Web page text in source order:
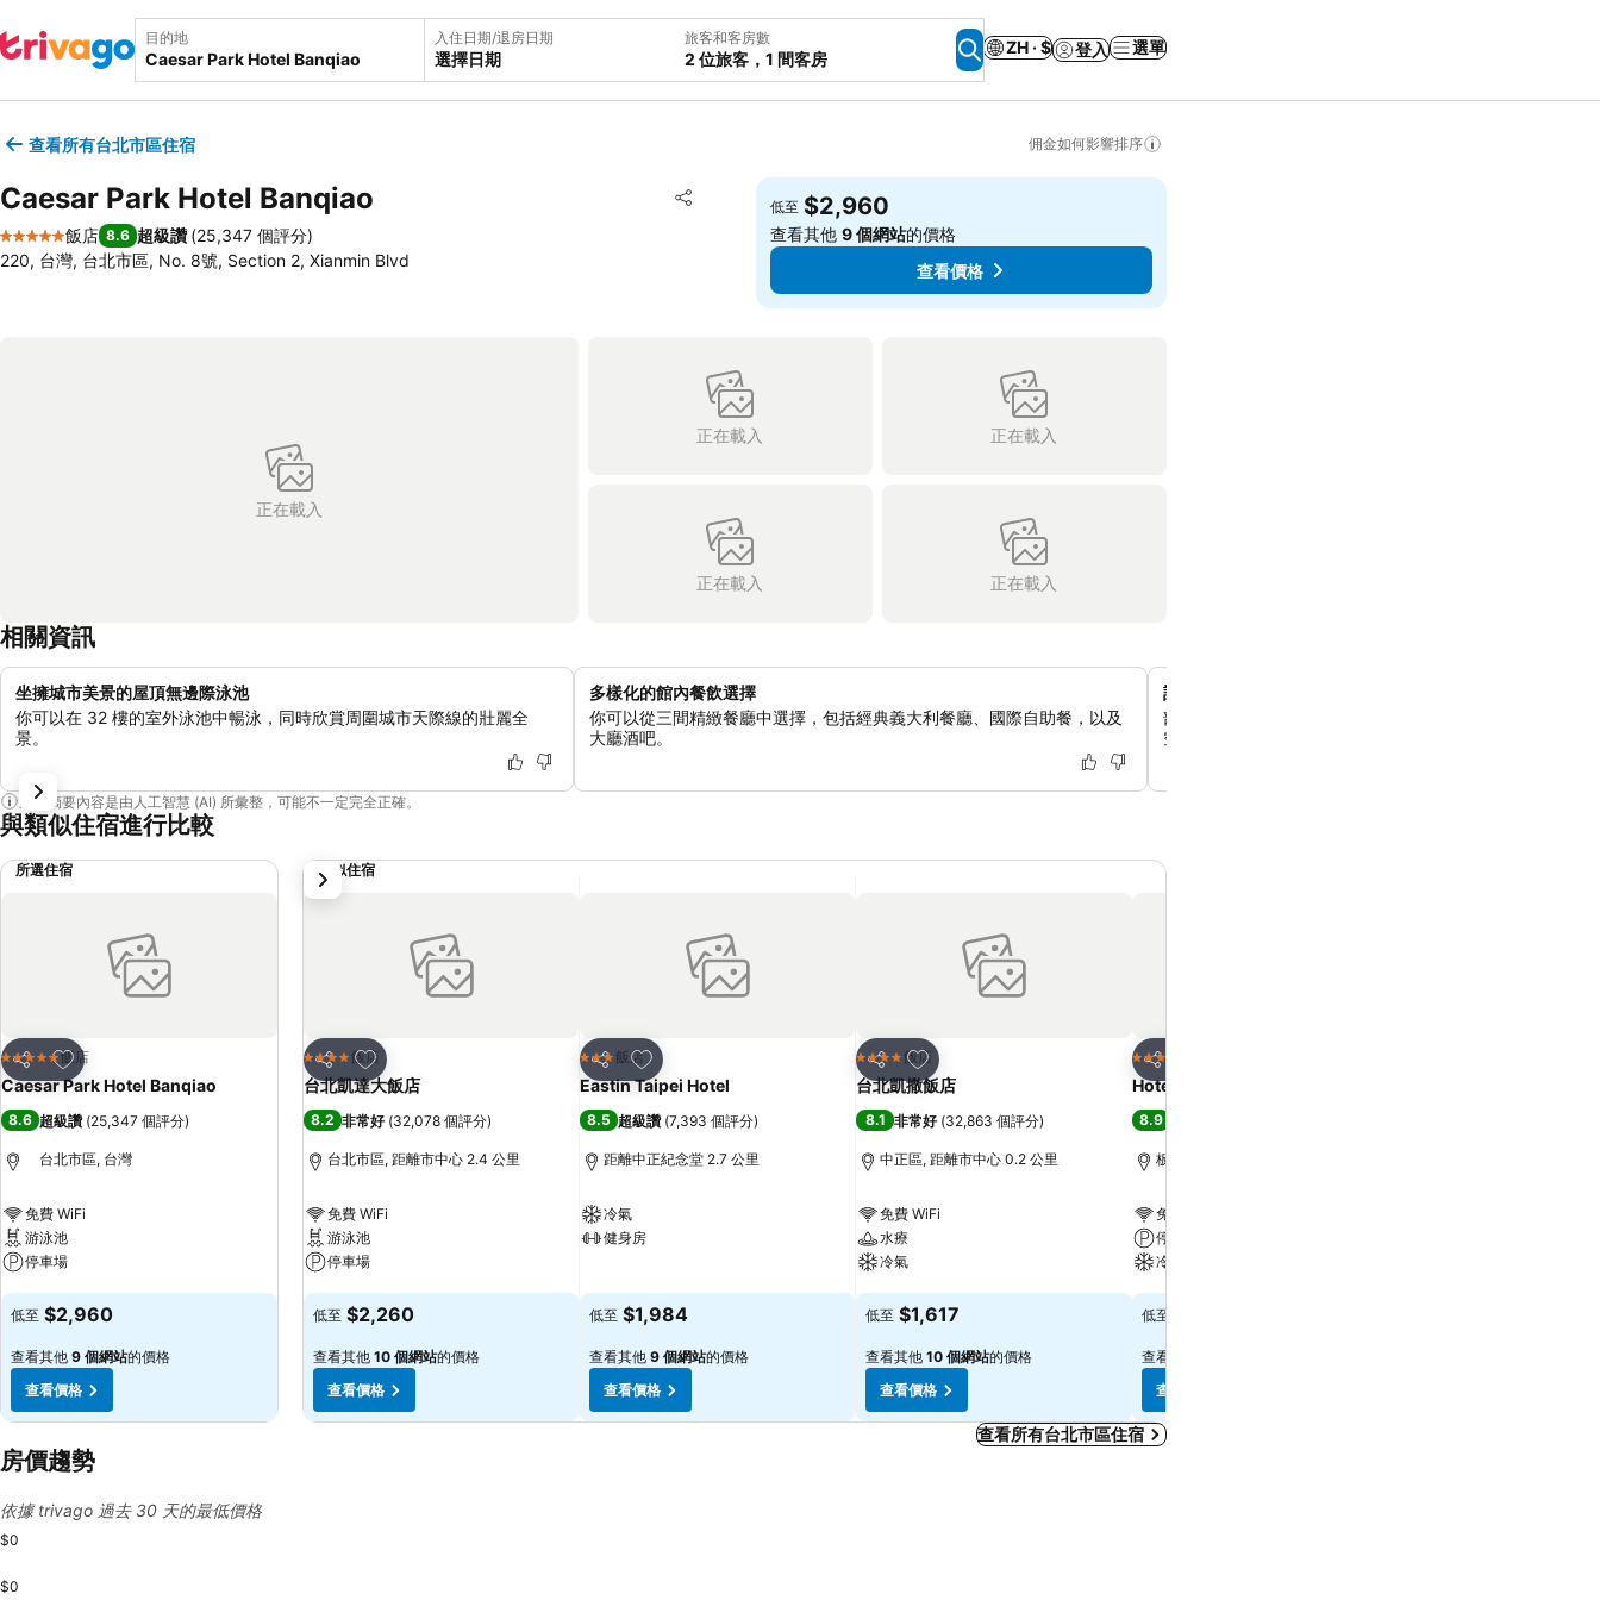
目的地 入住日期/退房日期
選擇日期
旅客和客房數
2 位旅客，1 間客房
ZH · $ 登入 選單
查看所有台北市區住宿 佣金如何影響排序
Caesar Park Hotel Banqiao 分享
加入我的最愛
5 星級
飯店 8.6 超級讚 (25,347 個評分)
220, 台灣, 台北市區, No. 8號, Section 2, Xianmin Blvd
低至 $2,960
查看其他9 個網站的價格
查看價格
正在載入
正在載入 正在載入
正在載入 正在載入
相關資訊
坐擁城市美景的屋頂無邊際泳池
你可以在 32 樓的室外泳池中暢泳，同時欣賞周圍城市天際線的壯麗全
景。
多樣化的館內餐飲選擇
你可以從三間精緻餐廳中選擇，包括經典義大利餐廳、國際自助餐，以及
大廳酒吧。
設有獨立客廳的寬敞套房
部分客房擁有獨特的設計元素，包括獨立客廳，提供你充
空間。
這個摘要內容是由人工智慧 (AI) 所彙整，可能不一定完全正確。
與類似住宿進行比較
所選住宿
分享
加入我的最愛
5 星級 飯店
Caesar Park Hotel Banqiao
8.6 超級讚 (25,347 個評分)
台北市區, 台灣
免費 WiFi
游泳池
停車場
查看價格
低至 $2,960
查看其他 9 個網站的價格
查看價格
類似住宿
分享
加入我的最愛
4 星級 飯店
台北凱達大飯店
8.2 非常好 (32,078 個評分)
台北市區, 距離市中心 2.4 公里
免費 WiFi
游泳池
停車場
查看價格
低至 $2,260
查看其他 10 個網站的價格
查看價格
分享
加入我的最愛
3 星級飯店
Eastin Taipei Hotel
8.5 超級讚 (7,393 個評分)
距離中正紀念堂 2.7 公里
冷氣
健身房
低至 $1,984
查看其他 9 個網站的價格
查看價格
分享
加入我的最愛
4 星級 飯店
台北凱撒飯店
8.1 非常好 (32,863 個評分)
中正區, 距離市中心 0.2 公里
免費 WiFi
水療
冷氣
查看價格
低至 $1,617
查看其他 10 個網站的價格
查看價格
分享
4 星級
Hotel Cham Cham Taipei
8.9
板橋區, 距離市中心 0.9 公里
免費 WiFi
停車場
冷氣
查看價格
低至
查看其他
查看價格
下一步
查看所有台北市區住宿
房價趨勢
依據 trivago 過去 30 天的最低價格
$0
$0